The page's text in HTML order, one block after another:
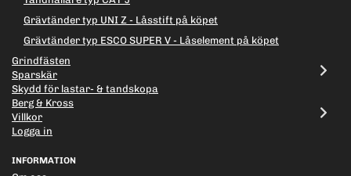
Grävtänder typ UNI Z - Låsstift på köpet
Grävtänder typ ESCO SUPER V - Låselement på köpet
Grindfästen
Sparskär
Skydd för lastar- & tandskopa
Berg & Kross
Villkor
Logga in
INFORMATION